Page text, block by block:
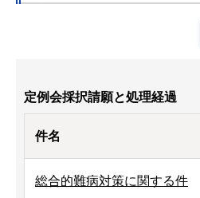
定例会採択請願と処理経過
件名
総合的難病対策に関する件